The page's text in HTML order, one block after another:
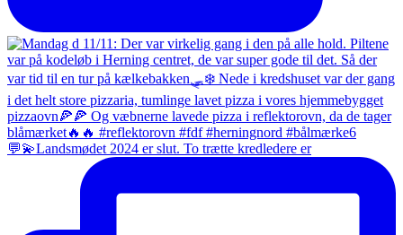
💬💫Landsmødet 2024 er slut. To trætte kredledere er